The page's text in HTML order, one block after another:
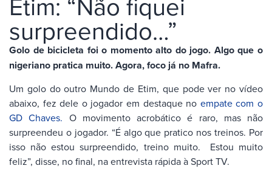
surpreendido…”
Golo de bicicleta foi o momento alto do jogo. Algo que o
nigeriano pratica muito. Agora, foco já no Mafra.
Um golo do outro Mundo de Etim, que pode ver no vídeo
abaixo, fez dele o jogador em destaque no empate com o
GD Chaves. O movimento acrobático é raro, mas não
surpreendeu o jogador. “É algo que pratico nos treinos. Por
isso não estou surpreendido, treino muito. Estou muito
feliz”, disse, no final, na entrevista rápida à Sport TV.